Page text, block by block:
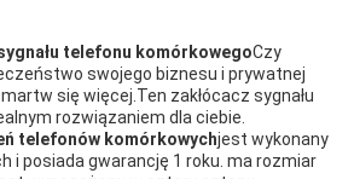
telefonu komórkowegoCzy
swojego biznesu i prywatnej
się więcej.Ten zakłócacz sygnału
rozwiązaniem dla ciebie.
telefonów komórkowychjest wykonany
i posiada gwarancję 1 roku. ma rozmiar